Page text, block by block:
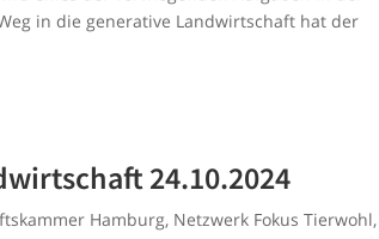
in die generative Landwirtschaft hat der
24.10.2024
Hamburg, Netzwerk Fokus Tierwohl,